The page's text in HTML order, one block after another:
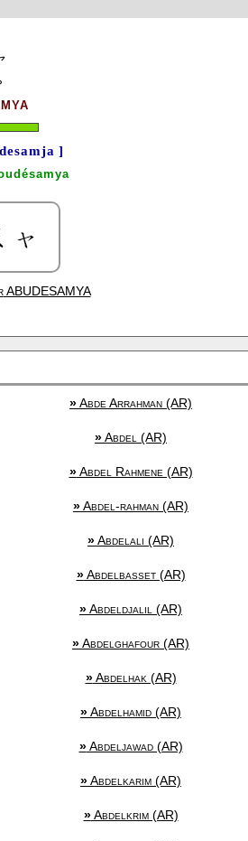
]
ABUDESAMYA
»Abde Arrahman (AR)
»Abdel (AR)
»Abdel Rahmene (AR)
»Abdel-rahman (AR)
»Abdelali (AR)
»Abdelbasset (AR)
»Abdeldjalil (AR)
»Abdelghafour (AR)
»Abdelhak (AR)
»Abdelhamid (AR)
»Abdeljawad (AR)
»Abdelkarim (AR)
»Abdelkrim (AR)